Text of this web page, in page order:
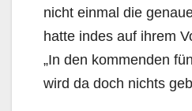
nicht einmal die
hatte indes auf ihrem
„In den kommenden
wird da doch nichts